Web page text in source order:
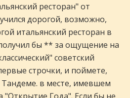
ресторан" от
дорогой, возможно,
итальянский ресторан в
бы ** за ощущение на
советский
строчки, и поймете,
Тандеме. в месте, имевшем